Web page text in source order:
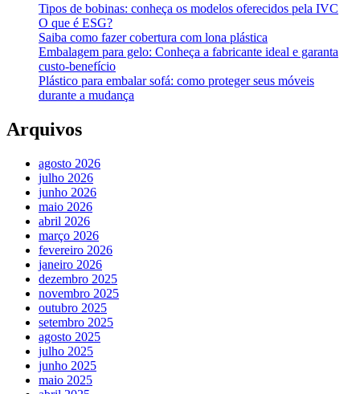
Tipos de bobinas: conheça os modelos oferecidos pela IVC
O que é ESG?
Saiba como fazer cobertura com lona plástica
Embalagem para gelo: Conheça a fabricante ideal e garanta
custo-benefício
Plástico para embalar sofá: como proteger seus móveis
durante a mudança
Arquivos
agosto 2026
julho 2026
junho 2026
maio 2026
abril 2026
março 2026
fevereiro 2026
janeiro 2026
dezembro 2025
novembro 2025
outubro 2025
setembro 2025
agosto 2025
julho 2025
junho 2025
maio 2025